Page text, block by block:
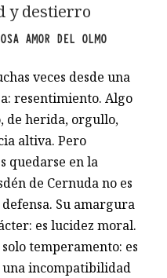
y destierro
AMOR DEL OLMO
veces desde una
resentimiento. Algo
de herida, orgullo,
altiva. Pero
quedarse en la
de Cernuda no es
defensa. Su amargura
es lucidez moral.
solo temperamento: es
una incompatibilidad